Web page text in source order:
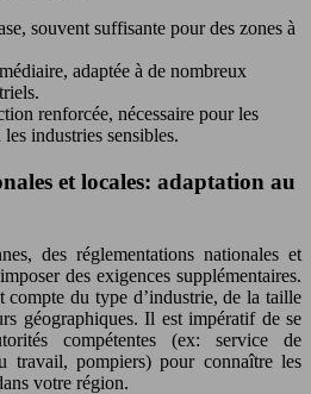
souvent suffisante pour des zones à
adaptée à de nombreux
renforcée, nécessaire pour les
industries sensibles.
et locales: adaptation au
des réglementations nationales et
des exigences supplémentaires.
compte du type d’industrie, de la taille
géographiques. Il est impératif de se
compétentes (ex: service de
travail, pompiers) pour connaître les
votre région.